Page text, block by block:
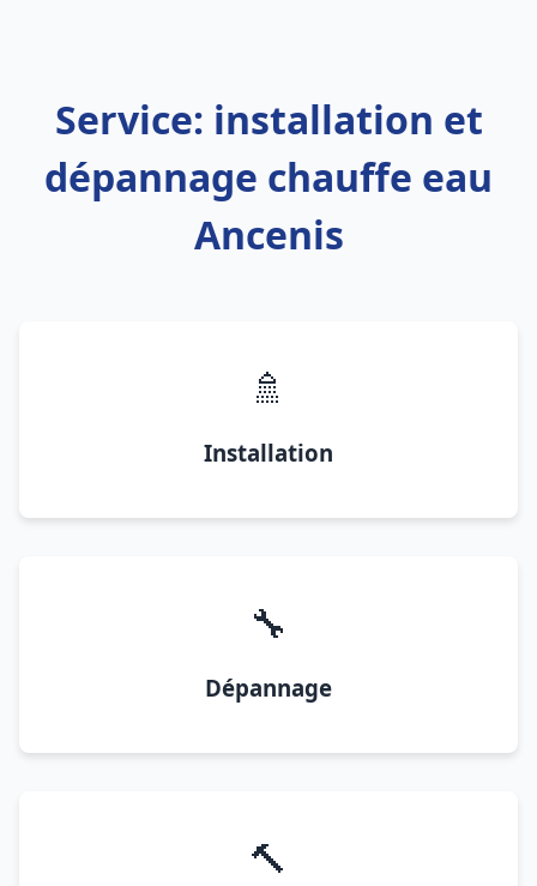
Service: installation et
dépannage chauffe eau
Ancenis
🚿
Installation
🔧
Dépannage
🔨